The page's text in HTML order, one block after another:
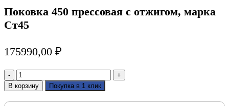
Поковка 450 прессовая с отжигом, марка
Ст45
175990,00 ₽
Количество
товара
Поковка
450
В корзину Покупка в 1 клик